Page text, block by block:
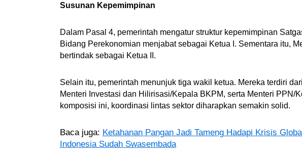
Susunan Kepemimpinan
Dalam Pasal 4, pemerintah mengatur struktur kepemimpinan
Bidang Perekonomian menjabat sebagai Ketua I. Sementara itu,
bertindak sebagai Ketua II.
Selain itu, pemerintah menunjuk tiga wakil ketua. Mereka terdiri
Menteri Investasi dan Hilirisasi/Kepala BKPM, serta Menteri PPN/
komposisi ini, koordinasi lintas sektor diharapkan semakin solid.
Baca juga: Ketahanan Pangan Jadi Tameng Hadapi Krisis
Indonesia Sudah Swasembada